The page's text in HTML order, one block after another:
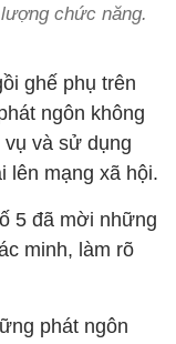
chức năng.
ghế phụ trên
ngôn không
và sử dụng
lên mạng xã hội.
5 đã mời những
minh, làm rõ
phát ngôn